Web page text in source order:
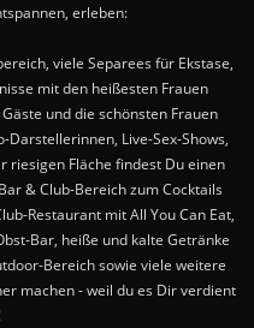
erleben:
viele Separees für Ekstase,
mit den heißesten Frauen
und die schönsten Frauen
Live-Sex-Shows,
riesigen Fläche findest Du einen
& Club-Bereich zum Cocktails
Restaurant mit All You Can Eat,
Bar, heiße und kalte Getränke
Bereich sowie viele weitere
machen - weil du es Dir verdient